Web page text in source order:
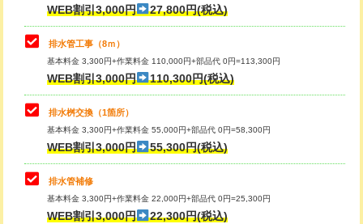
マス交換（土の掘削・埋め戻し作業）
マス交換（深さ50㎝未満）
マス交換（深さ50㎝以上） 66,000円
コンクリート斫り（厚さ10㎝まで）
コンクリート斫り（厚さ10㎝超え）
モルタル補修（厚さ10㎝まで）
モルタル補修（厚さ10㎝超え）
理・調整・分解・加工など（重作業）
その他部品の脱着
交換・取付（タンク） 22,000円+材料費
交換・取付(単水栓（壁付・デッキ
式）)
交換・取付(混合水栓（壁付・デッキ
式・ワンホール）)
16,500円+材料費
交換・取付(排水栓・排水トラップ
WEB割引3,000円 27,800円(税込)
排水管工事（8ｍ）
基本料金 3,300円+作業料金 110,000円+部品代 0円=113,300円
WEB割引3,000円 110,300円(税込)
排水桝交換（1箇所）
基本料金 3,300円+作業料金 55,000円+部品代 0円=58,300円
WEB割引3,000円 55,300円(税込)
排水管補修
基本料金 3,300円+作業料金 22,000円+部品代 0円=25,300円
WEB割引3,000円 22,300円(税込)